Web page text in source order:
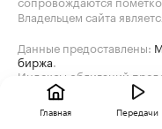
Владельцем сайта
Данные предоставлены:
биржа
Индексы облигаций
Главная Передачи